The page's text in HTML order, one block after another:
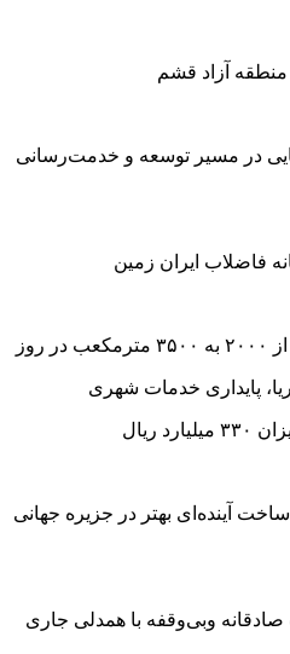
آزاد قشم
در مسیر توسعه و خدمت‌رسانی
فاضلاب ایران زمین
پایداری خدمات شهری
ریال
آینده‌ای بهتر در جزیره جهانی
وبی‌وقفه با همدلی جاری